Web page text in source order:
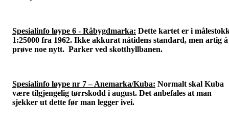
Spesialinfo løype 6 - Råbygdmarka: Dette kartet er i
1:25000 fra 1962. Ikke akkurat nåtidens standard, men artig å
prøve noe nytt. Parker ved skotthyllbanen.
Spesialinfo løype nr 7 – Anemarka/Kuba: Normalt skal Kuba
være tilgjengelig tørrskodd i august. Det anbefales at man
sjekker ut dette før man legger ivei.